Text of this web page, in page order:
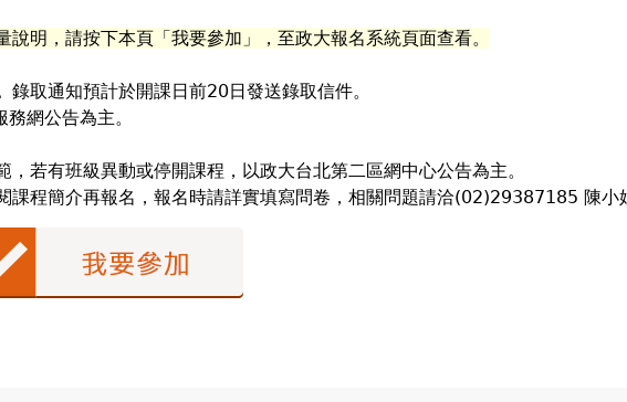
明，請按下本頁「我要參加」，至政大報名系統頁面查看。
錄取通知預計於開課日前20日發送錄取信件。
網公告為主。
若有班級異動或停開課程，以政大台北第二區網中心公告為主。
課程簡介再報名，報名時請詳實填寫問卷，相關問題請洽(02)29387185 陳小